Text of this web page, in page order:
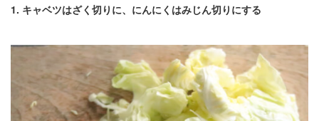
1. キャベツはざく切りに、にんにくはみじん切りにする